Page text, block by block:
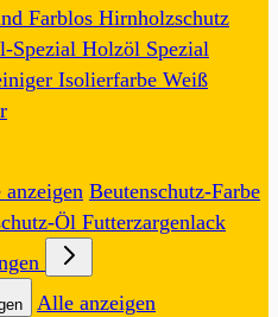
Farblos Hirnholzschutz
Spezial Holzöl Spezial
Isolierfarbe Weiß
Beutenschutz-Farbe
Öl Futterzargenlack
Alle anzeigen